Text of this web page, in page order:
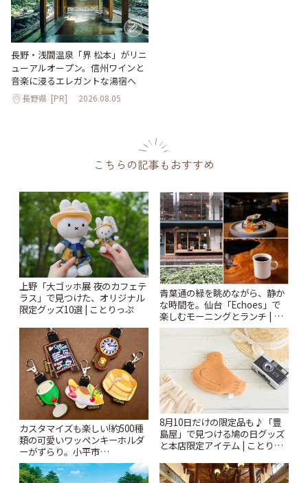
長野・浅間温泉「界 松本」がリニ
ューアルオープン。信州ワインと
音楽に浸るエレガントな湯宿へ
長野県 [PR] 2026.08.05
こちらの記事もおすすめ
上野「大ゴッホ展 夜のカフェテ
ラス」で見つけた、オリジナル
限定グッズ10選 | ことりっぷ
青葉通の緑を眺めながら、静か
な時間を。仙台「Echoes」で
楽しむモーニングとランチ | こ
とりっぷ
カスタマイズも楽しい!約500種
類の可愛いワッペンキーホルダ
ーがずらり。小平市
「Kimamaya T&K」 | ことりっ
ぷ
8月10日だけの限定品も♪「豊
島屋」で見つける鳩の日グッズ
と本店限定アイテム | ことりっ